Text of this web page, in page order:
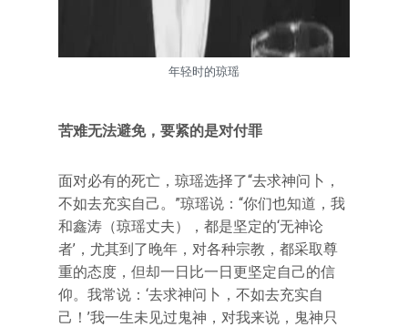
年轻时的琼瑶
苦难无法避免，要紧的是对付罪
面对必有的死亡，琼瑶选择了“去求神问卜，
不如去充实自己。”琼瑶说：“你们也知道，我
和鑫涛（琼瑶丈夫），都是坚定的‘无神论
者’，尤其到了晚年，对各种宗教，都采取尊
重的态度，但却一日比一日更坚定自己的信
仰。我常说：‘去求神问卜，不如去充实自
己！’我一生未见过鬼神，对我来说，鬼神只